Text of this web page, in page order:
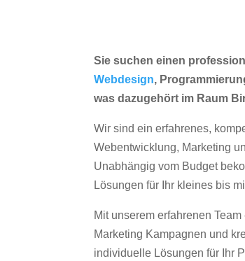
Sie suchen einen
Webdesign,
was dazugehört im Raum
Wir sind ein erfahrenes,
Webentwicklung, Marketing
Unabhängig vom Budget
Lösungen für Ihr kleines bis
Mit unserem erfahrenen
Marketing Kampagnen und
individuelle Lösungen für Ihr